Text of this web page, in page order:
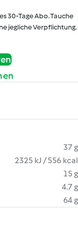
30-Tage Abo. Tauche
jegliche Verpflichtung.
37 g
2325 kJ / 556 kcal
15 g
4.7 g
64 g